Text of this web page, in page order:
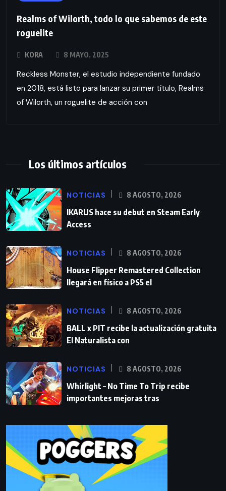
Realms of Wilorth, todo lo que sabemos de este
roguelite
KORA 8 MAYO, 2025
Reckless Monster, el estudio independiente fundado
en 2018, está listo para lanzar su primer título, Realms
of Wilorth, un roguelite de acción con
Los últimos artículos
NOTICIAS 8 AGOSTO, 2026
IKARUS hace su debut en Steam Early
Access
NOTICIAS 8 AGOSTO, 2026
House Flipper Remastered Collection
llegará en físico a PS5 el
NOTICIAS 8 AGOSTO, 2026
BALL x PIT recibe la actualización gratuita
El Naturalista con
NOTICIAS 8 AGOSTO, 2026
Whirlight – No Time To Trip recibe
importantes mejoras tras